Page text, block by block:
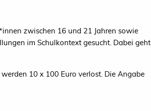
zwischen 16 und 21 Jahren sowie
im Schulkontext gesucht. Dabei geht
10 x 100 Euro verlost. Die Angabe